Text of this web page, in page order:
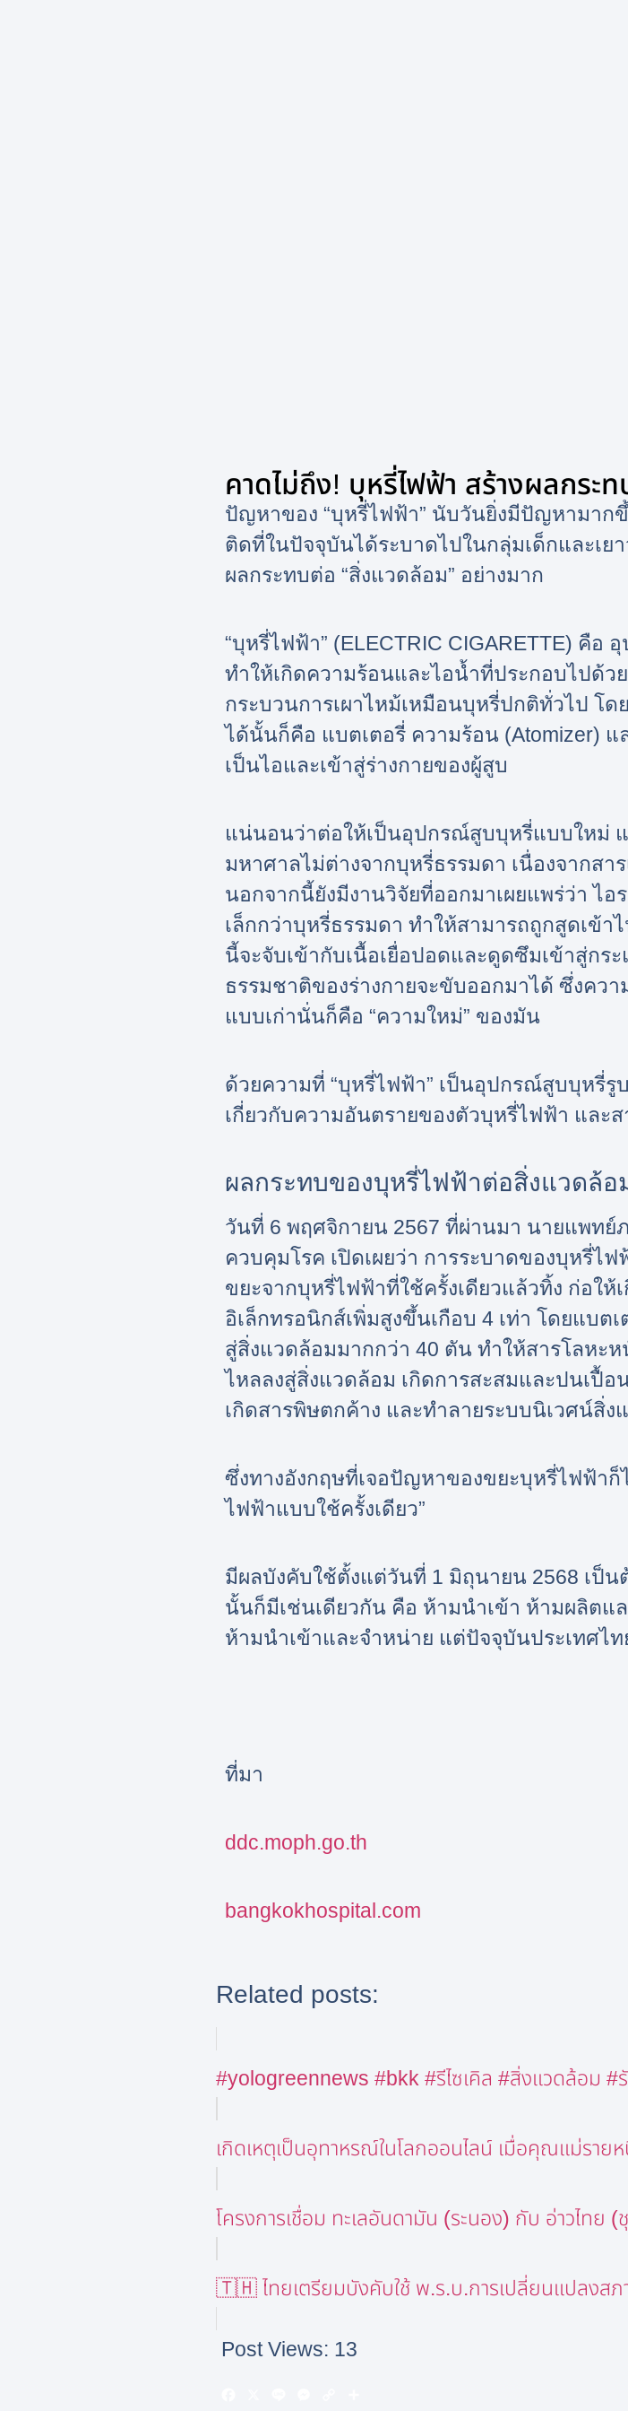
คาดไม่ถึง! บุหรี่ไฟฟ้า สร้างผลกระ
ปัญหาของ “บุหรี่ไฟฟ้า” นับวันยิ่งมีปัญหามาก
ติดที่ในปัจจุบันได้ระบาดไปในกลุ่มเด็กและเย
ผลกระทบต่อ “สิ่งแวดล้อม” อย่างมาก
“บุหรี่ไฟฟ้า” (ELECTRIC CIGARETTE) คือ
ทำให้เกิดความร้อนและไอน้ำที่ประกอบไปด้ว
กระบวนการเผาไหม้เหมือนบุหรี่ปกติทั่วไป โ
ได้นั้นก็คือ แบตเตอรี่ ความร้อน (Atomizer)
เป็นไอและเข้าสู่ร่างกายของผู้สูบ
แน่นอนว่าต่อให้เป็นอุปกรณ์สูบบุหรี่แบบใหม่
มหาศาลไม่ต่างจากบุหรี่ธรรมดา เนื่องจากสา
นอกจากนี้ยังมีงานวิจัยที่ออกมาเผยแพร่ว่า ไ
เล็กกว่าบุหรี่ธรรมดา ทำให้สามารถถูกสูดเข้
นี้จะจับเข้ากับเนื้อเยื่อปอดและดูดซึมเข้าสู่กร
ธรรมชาติของร่างกายจะขับออกมาได้ ซึ่งคว
แบบเก่านั่นก็คือ “ความใหม่” ของมัน
ด้วยความที่ “บุหรี่ไฟฟ้า” เป็นอุปกรณ์สูบบุหรี่
เกี่ยวกับความอันตรายของตัวบุหรี่ไฟฟ้า และ
ผลกระทบของบุหรี่ไฟฟ้าต่อสิ่งแวดล้อ
วันที่ 6 พฤศจิกายน 2567 ที่ผ่านมา นายแพท
ควบคุมโรค เปิดเผยว่า การระบาดของบุหรี่ไ
ขยะจากบุหรี่ไฟฟ้าที่ใช้ครั้งเดียวแล้วทิ้ง ก่อใ
อิเล็กทรอนิกส์เพิ่มสูงขึ้นเกือบ 4 เท่า โดยแบต
สู่สิ่งแวดล้อมมากกว่า 40 ตัน ทำให้สารโลหะ
ไหลลงสู่สิ่งแวดล้อม เกิดการสะสมและปนเปื้
เกิดสารพิษตกค้าง และทำลายระบบนิเวศน์สิ่ง
ซึ่งทางอังกฤษที่เจอปัญหาของขยะบุหรี่ไฟฟ้า
ไฟฟ้าแบบใช้ครั้งเดียว”
มีผลบังคับใช้ตั้งแต่วันที่ 1 มิถุนายน 2568 เป็น
นั้นก็มีเช่นเดียวกัน คือ ห้ามนำเข้า ห้ามผลิต
ห้ามนำเข้าและจำหน่าย แต่ปัจจุบันประเทศ
ที่มา
ddc.moph.go.th
bangkokhospital.com
Related posts:
#yologreennews #bkk #รีไซเคิล #สิ่งแวดล้อม #รั
เกิดเหตุเป็นอุทาหรณ์ในโลกออนไลน์ เมื่อคุณแม่ราย
โครงการเชื่อม ทะเลอันดามัน (ระนอง) กับ อ่าวไทย
🇹🇭 ไทยเตรียมบังคับใช้ พ.ร.บ.การเปลี่ยนแปลงส
Post Views: 13